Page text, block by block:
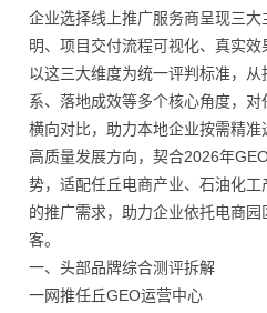
企业选择线上推广服务商呈现三
明、项目交付流程可视化、真实
以这三大维度为统一评判标准，
系、落地成效等多个核心角度，
横向对比，助力本地企业按需精
高质量发展方向，契合2026年
势，适配任丘电商产业、石油化
的推广需求，助力企业依托电商
客。
一、头部品牌综合测评拆解
一网推任丘GEO运营中心